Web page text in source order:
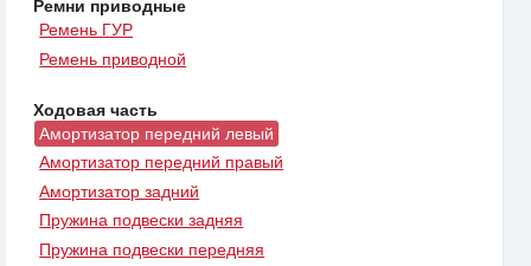
Ремни приводные
Ремень ГУР
Ремень приводной
Ходовая часть
Амортизатор передний левый
Амортизатор передний правый
Амортизатор задний
Пружина подвески задняя
Пружина подвески передняя